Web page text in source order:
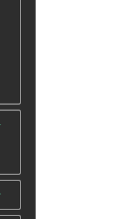
противогололедный реагент